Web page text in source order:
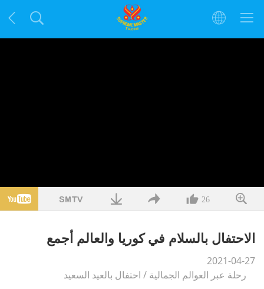
26
الاحتفال بالسلام في كوريا والعالم أجمع
2021-04-27
رحلة عبر العوالم الجمالية / احتفال بالعيد السعيد